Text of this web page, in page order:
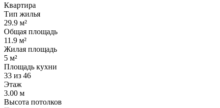
Квартира
Тип жилья
29.9 м²
Общая площадь
11.9 м²
Жилая площадь
5 м²
Площадь кухни
33 из 46
Этаж
3.00 м
Высота потолков